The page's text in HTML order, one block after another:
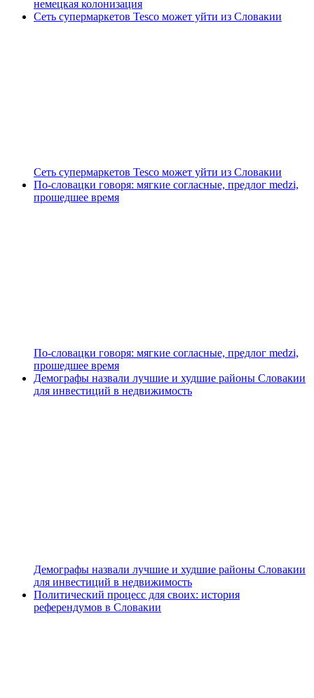
немецкая колонизация
Сеть супермаркетов Tesco может уйти из Словакии
Сеть супермаркетов Tesco может уйти из Словакии
По-словацки говоря: мягкие согласные, предлог medzi,
прошедшее время
По-словацки говоря: мягкие согласные, предлог medzi,
прошедшее время
Демографы назвали лучшие и худшие районы Словакии
для инвестиций в недвижимость
Демографы назвали лучшие и худшие районы Словакии
для инвестиций в недвижимость
Политический процесс для своих: история
референдумов в Словакии